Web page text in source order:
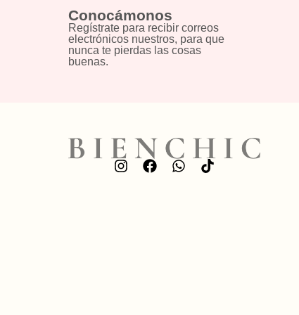
Conocámonos
Regístrate para recibir correos
electrónicos nuestros, para que
nunca te pierdas las cosas
buenas.